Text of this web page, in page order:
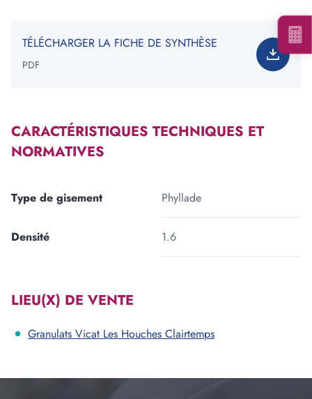
TÉLÉCHARGER LA FICHE DE SYNTHÈSE
PDF
CARACTÉRISTIQUES TECHNIQUES ET
NORMATIVES
Type de gisement Phyllade
Densité 1.6
LIEU(X) DE VENTE
Granulats Vicat Les Houches Clairtemps
Consulter notre offre produits